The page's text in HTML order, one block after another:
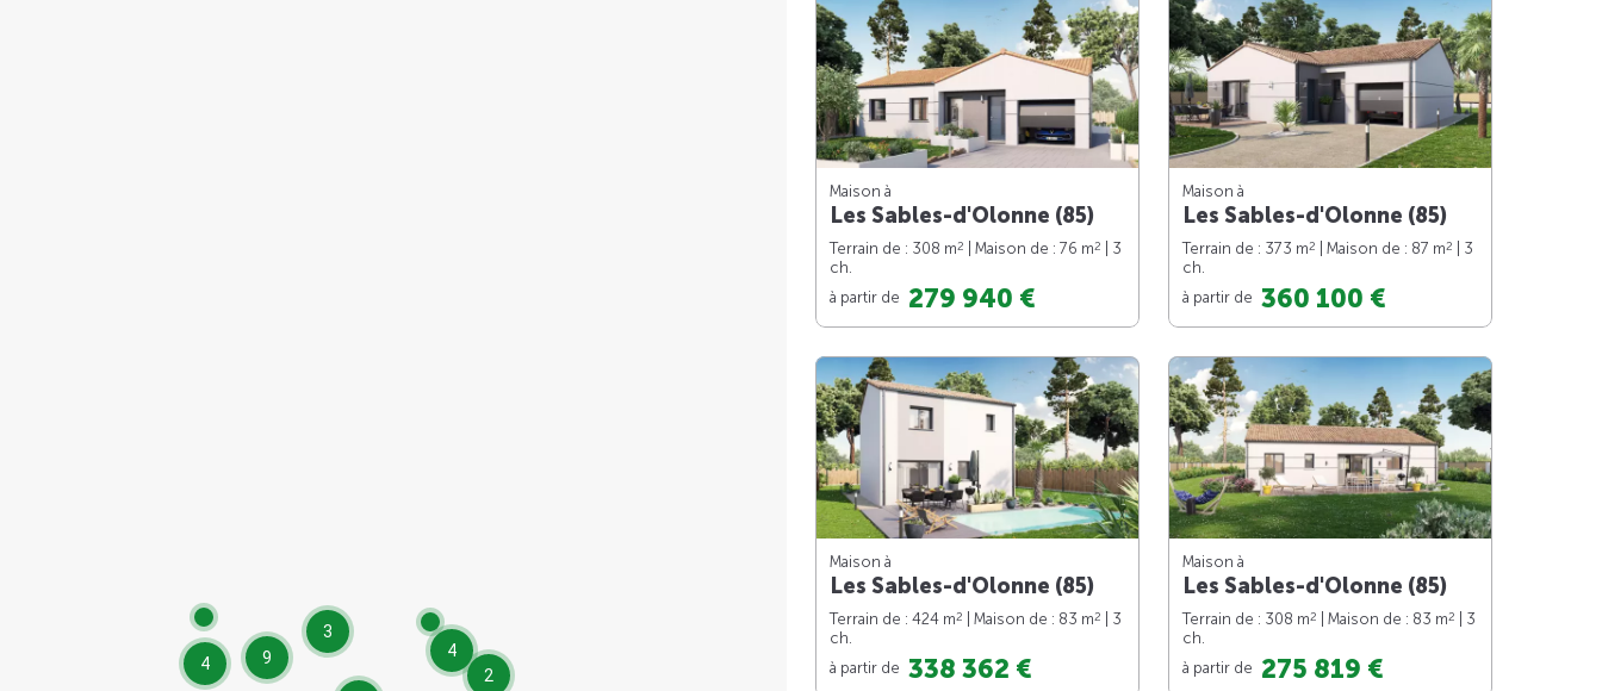
9
2
4
4
3
Maison à
Les Sables-d'Olonne (85)
Terrain de : 308 m2 | Maison de : 76 m2
| 3
ch.
à partir de 279 940 €
Maison à
Les Sables-d'Olonne (85)
Terrain de : 373 m2 | Maison de : 87 m2
| 3
ch.
à partir de 360 100 €
Maison à
Les Sables-d'Olonne (85)
Terrain de : 424 m2 | Maison de : 83 m2
| 3
ch.
à partir de 338 362 €
Maison à
Les Sables-d'Olonne (85)
Terrain de : 308 m2 | Maison de : 83 m2
| 3
ch.
à partir de 275 819 €